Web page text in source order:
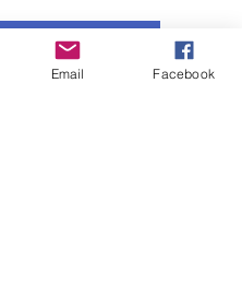
Información Adicional
Email Facebook